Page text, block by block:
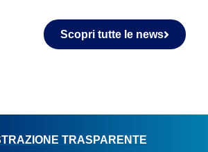
Scopri tutte le news
TRASPARENTE